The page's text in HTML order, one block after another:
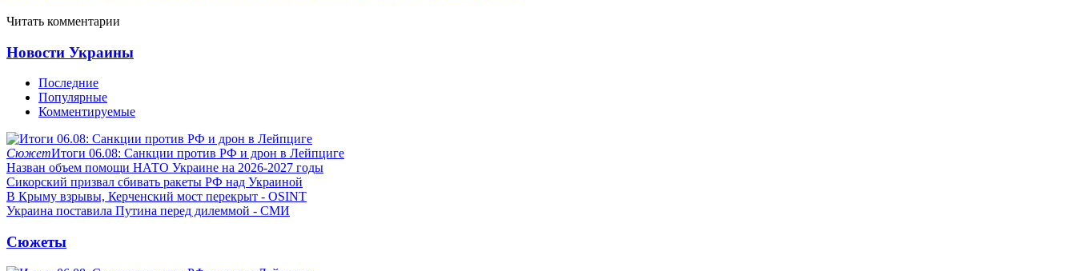
Читать комментарии
Новости Украины
Последние
Популярные
Комментируемые
СюжетИтоги 06.08: Санкции против РФ и дрон в Лейпциге
Назван объем помощи НАТО Украине на 2026-2027 годы
Сикорский призвал сбивать ракеты РФ над Украиной
В Крыму взрывы, Керченский мост перекрыт - OSINT
Украина поставила Путина перед дилеммой - СМИ
Сюжеты